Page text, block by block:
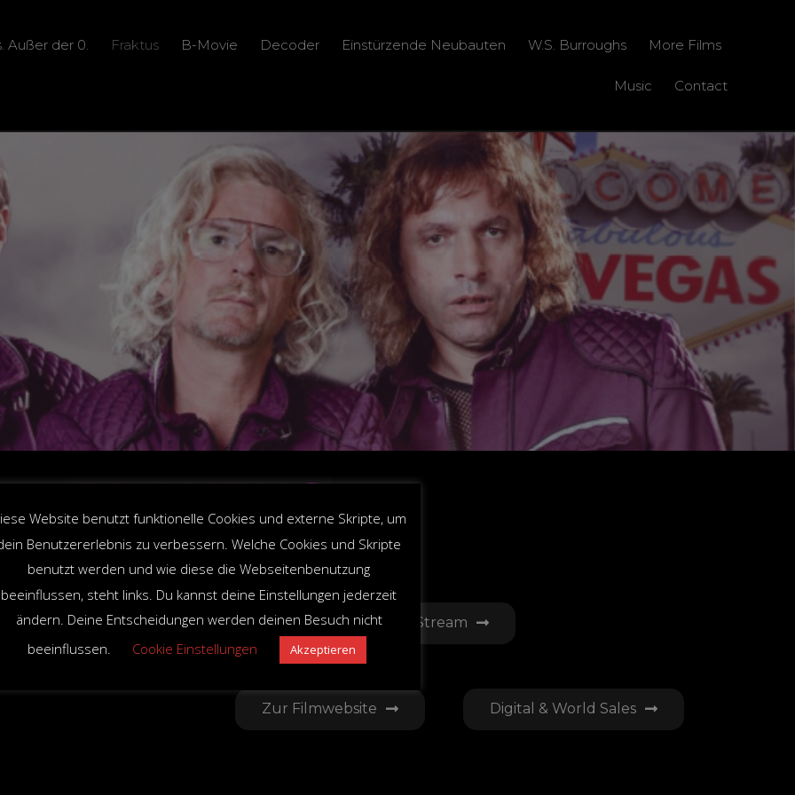
Außer der 0. Fraktus B-Movie Decoder Einstürzende Neubauten W.S. Burroughs More Films
Music Contact
Stream
Zur Filmwebsite Digital & World Sales
Website benutzt funktionelle Cookies und externe Skripte, um
Benutzererlebnis zu verbessern. Welche Cookies und Skripte
benutzt werden und wie diese die Webseitenbenutzung
beeinflussen, steht links. Du kannst deine Einstellungen jederzeit
ändern. Deine Entscheidungen werden deinen Besuch nicht
beeinflussen.
Cookie Einstellungen Akzeptieren